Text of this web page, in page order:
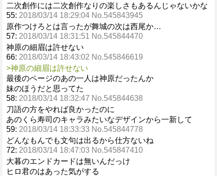
二次創作には二次創作なりの楽しさもあるんじゃないかな
55: 2018/03/14 18:29:04 No.545843945
原作つけろとは言ったが舞城の次は西尾か…
57: 2018/03/14 18:31:51 No.545844470
神原の細眉は許せない
66: 2018/03/14 18:43:02 No.545846619
>神原の細眉は許せない
最後のページのあの一人は神原だったんか
妹のほうだと思ってた
58: 2018/03/14 18:32:47 No.545844638
刀語の方をやれば良かったのに
あのくら寿司のキャラみたいなデザインから一新して
59: 2018/03/14 18:33:33 No.545844778
どんなもんでも文句は出るから仕方ないね
72: 2018/03/14 18:47:03 No.545847410
大暮のエンドカードは無いんだっけ
ヒロ君のはあった気がする